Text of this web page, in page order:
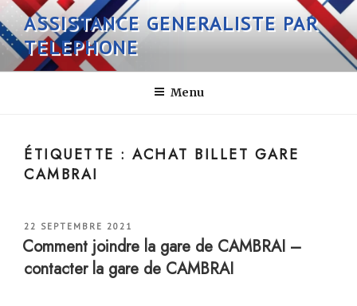
Aller
au
contenu
principal
ASSISTANCE GENERALISTE PAR
TELEPHONE
Menu
ÉTIQUETTE :ACHAT BILLET GARE
CAMBRAI
PUBLIÉ
LE
22 SEPTEMBRE 2021
Comment joindre la gare de CAMBRAI –
contacter la gare de CAMBRAI